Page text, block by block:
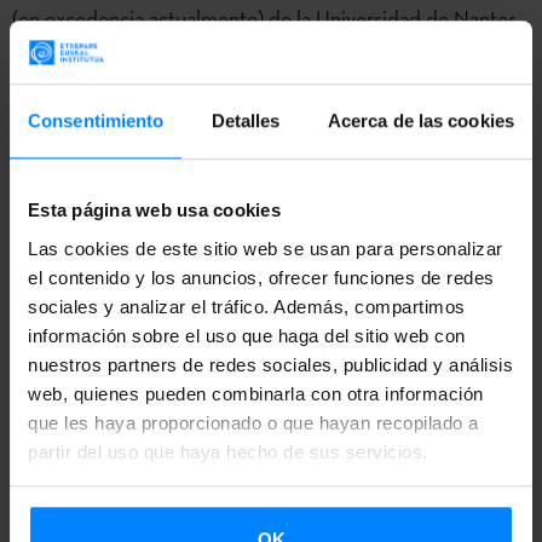
Consentimiento Detalles Acerca de las cookies
Esta página web usa cookies
Las cookies de este sitio web se usan para personalizar
el contenido y los anuncios, ofrecer funciones de redes
sociales y analizar el tráfico. Además, compartimos
información sobre el uso que haga del sitio web con
nuestros partners de redes sociales, publicidad y análisis
web, quienes pueden combinarla con otra información
que les haya proporcionado o que hayan recopilado a
partir del uso que haya hecho de sus servicios.
(en excedencia actualmente) de la Universidad de Nantes,
especialista en Historia Contemporánea e Historia del
Cine. Doctor por la Universidad de Zaragoza y por la
Universidad de Nantes con una tesis doctoral en cotutela
titulada ´Cine y Guerra Civil en el País Vasco (1936-2006)
´. Miembro desde 2001 del comité de dirección del
Festival du Cinéma espagnol de Nantes e impulsor allí de
la sección Ventana Vasca. Codirigió junto a Marta Horno el
documental ´A las puertas de París´ (2008). Autor de
numerosos artículos sobre la historia contemporánea del
País Vasco y el cine, y coordinador de los siguientes libros:
´Federico Fellini y Luis Buñuel´ (ambos junto a Jesús
Angulo), ´Cine y Guerra Civil en el País Vasco´ (junto a
Santiago de Pablo), ´Conservación audiovisual en la era
digital´ (junto a Alfonso del Amo), ´De Lumière a